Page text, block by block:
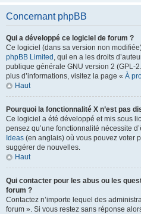
Concernant phpBB
Qui a développé ce logiciel de forum ?
Ce logiciel (dans sa version non
phpBB Limited , qui en a les droits
publique générale GNU version 2 (GPL-
plus d’informations, visitez la page « À
Haut
Pourquoi la fonctionnalité X n’est pas
Ce logiciel a été développé et mis sous
pensez qu’une fonctionnalité nécessite
Ideas (en anglais) où vous pouvez voter
suggérer de nouvelles.
Haut
Qui contacter pour les abus ou les
forum ?
Contactez n’importe lequel des
forum ». Si vous restez sans réponse